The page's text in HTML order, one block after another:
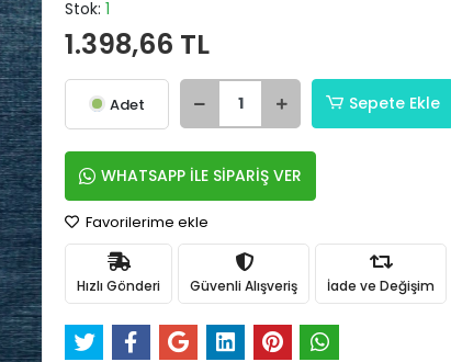
Stok: 1
1.398,66 TL
Adet Sepete Ekle
WHATSAPP İLE SİPARİŞ VER
Favorilerime ekle
Hızlı Gönderi Güvenli Alışveriş İade ve Değişim